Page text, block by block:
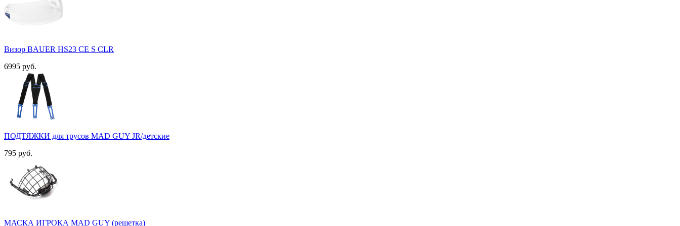
Визор BAUER HS23 CE S CLR
6995 руб.
ПОДТЯЖКИ для трусов MAD GUY JR/детские
795 руб.
МАСКА ИГРОКА MAD GUY (решетка)